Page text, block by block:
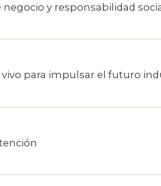
y responsabilidad
vivo para impulsar el futuro